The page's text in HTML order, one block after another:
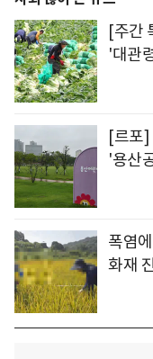
[주간
'대관
[르포]
'용산
폭염
화재